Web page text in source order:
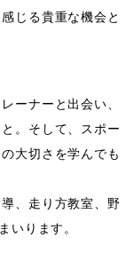
じる貴重な機会と
ーナーと出会い、
。そして、スポー
大切さを学んでも
、走り方教室、野
いります。